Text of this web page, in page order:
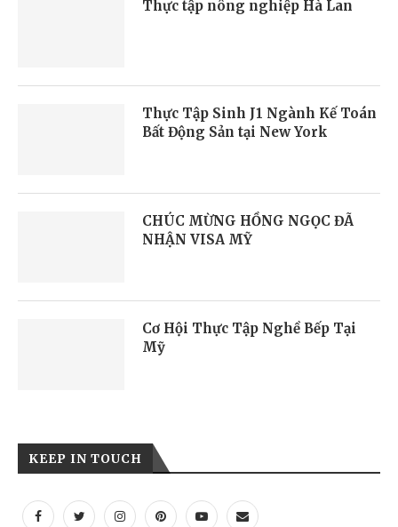
Thực tập nông nghiệp Hà Lan
Thực Tập Sinh J1 Ngành Kế Toán
Bất Động Sản tại New York
CHÚC MỪNG HỒNG NGỌC ĐÃ
NHẬN VISA MỸ
Cơ Hội Thực Tập Nghề Bếp Tại
Mỹ
KEEP IN TOUCH